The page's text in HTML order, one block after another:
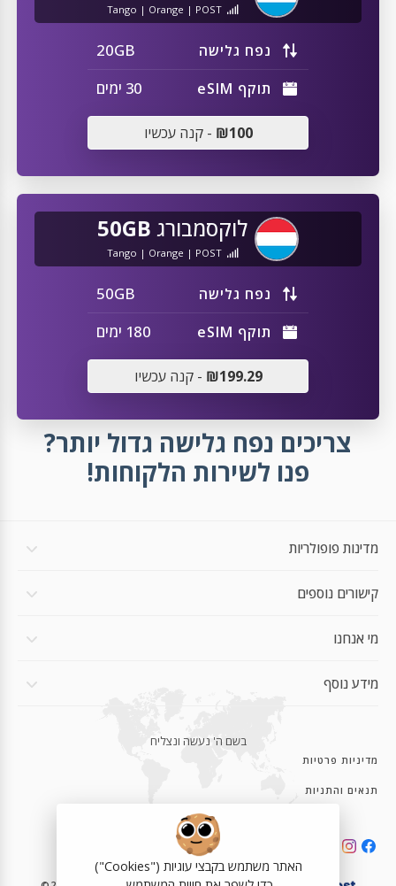
Tango | Orange | POST
נפח גלישה 20GB
תוקף eSIM 30 ימים
₪100 - קנה עכשיו
לוקסמבורג 50GB
Tango | Orange | POST
נפח גלישה 50GB
תוקף eSIM 180 ימים
₪199.29 - קנה עכשיו
צריכים נפח גלישה גדול יותר?
פנו לשירות הלקוחות!
מדינות פופולריות
קישורים נוספים
מי אנחנו
מידע נוסף
בשם ה' נעשה ונצליח
מדיניות פרטיות
תנאים והתניות
האתר משתמש בקבצי עוגיות ("Cookies")